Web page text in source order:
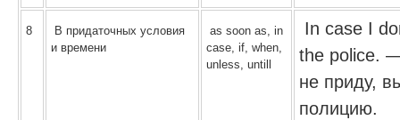
8
В придаточных условия
и времени
as soon as, in
case, if, when,
unless, untill
In case I
the police.
не приду,
полицию.